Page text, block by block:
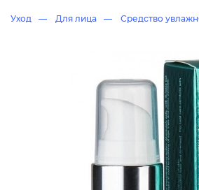
Уход Для лица Средство